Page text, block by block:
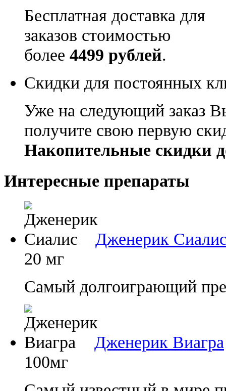
Бесплатная доставка для
заказов стоимостью
более 4499 рублей.
Скидки для постоянных
Уже на следующий заказ
получите свою первую
Накопительные скидки
Интересные препараты
Дженерик
20 мг
Самый долгоиграющий
Дженерик Виагра
100мг